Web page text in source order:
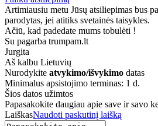
Artimiausiu metu Jūsų atsiliepimas bus
parodytas, jei atitiks svetainės taisykles.
Ačiū, kad padedate mums tobulėti !
Su pagarba trumpam.lt
Jurgita
Aš kalbu Lietuvių
Nurodykite atvykimo/išvykimo datas
Minimalus apsistojimo terminas: 1 d.
Šios datos užimtos
Papasakokite daugiau apie save ir savo
LaiškasNaudoti paskutinį laišką